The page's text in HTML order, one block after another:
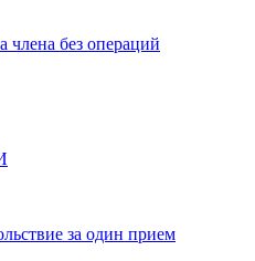
члена без операций
за один прием